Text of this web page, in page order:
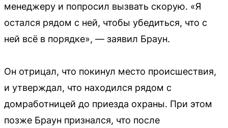
менеджеру и попросил вызвать скорую. «Я
остался рядом с ней, чтобы убедиться, что с
ней всё в порядке», — заявил Браун.
Он отрицал, что покинул место происшествия,
и утверждал, что находился рядом с
домработницей до приезда охраны. При этом
позже Браун признался, что после